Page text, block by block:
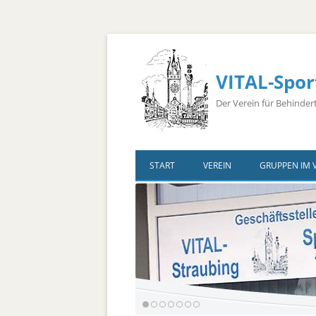
VITAL-
Der Verein für
START VEREIN
Vorstandschaft
Ärzte
Übungsleiter
Bus-Belegungsplan
Sponsoren
GRUPPEN IM